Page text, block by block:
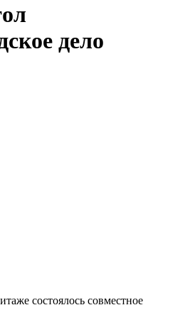
дело
состоялось совместное